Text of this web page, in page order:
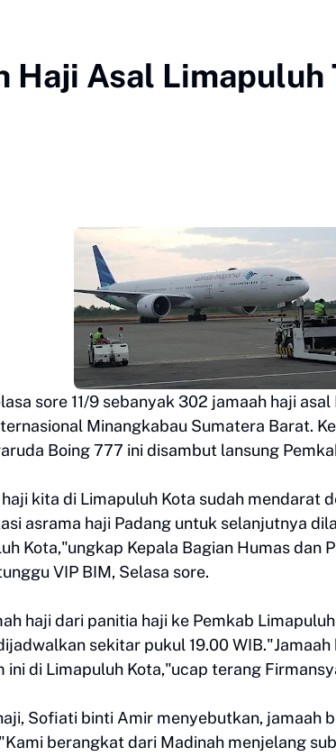
Haji Asal Limapuluh
sore 11/9 sebanyak 302 jamaah haji
Minangkabau Sumatera Barat.
Boing 777 ini disambut lansung
kita di Limapuluh Kota sudah mendarat
asrama haji Padang untuk selanjutnya
Kota,"ungkap Kepala Bagian Humas dan
VIP BIM, Selasa sore.
haji dari panitia haji ke Pemkab
sekitar pukul 19.00
ini di Limapuluh Kota,"ucap terang
Sofiati binti Amir menyebutkan, jamaah
berangkat dari Madinah menjelang